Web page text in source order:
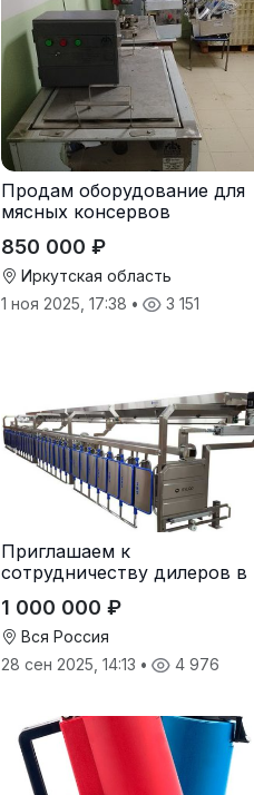
Продам оборудование для
мясных консервов
850 000 ₽
Иркутская область
1 ноя 2025, 17:38 • 3 151
Приглашаем к
сотрудничеству дилеров в
1 000 000 ₽
Вся Россия
28 сен 2025, 14:13 • 4 976